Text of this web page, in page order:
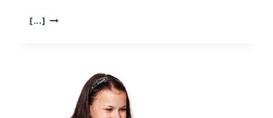
[...]
BOULIER?